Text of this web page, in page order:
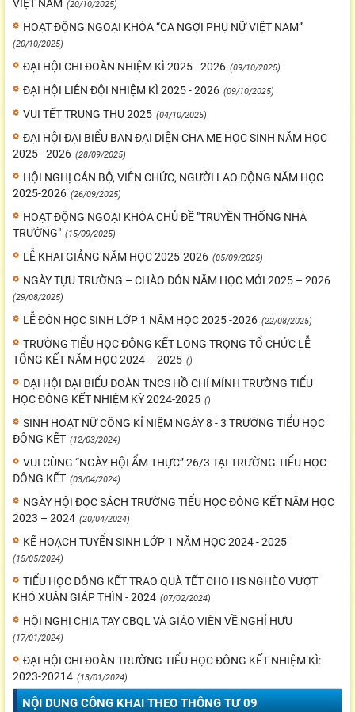
VIỆT NAM (20/10/2025)
HOẠT ĐỘNG NGOẠI KHÓA “CA NGỢI PHỤ NỮ VIỆT NAM”
(20/10/2025)
ĐẠI HỘI CHI ĐOÀN NHIỆM KÌ 2025 - 2026 (09/10/2025)
ĐẠI HỘI LIÊN ĐỘI NHIỆM KÌ 2025 - 2026 (09/10/2025)
VUI TẾT TRUNG THU 2025 (04/10/2025)
ĐẠI HỘI ĐẠI BIỂU BAN ĐẠI DIỆN CHA MẸ HỌC SINH NĂM HỌC
2025 - 2026 (28/09/2025)
HỘI NGHỊ CÁN BỘ, VIÊN CHỨC, NGƯỜI LAO ĐỘNG NĂM HỌC
2025-2026 (26/09/2025)
HOẠT ĐỘNG NGOẠI KHÓA CHỦ ĐỀ "TRUYỀN THỐNG NHÀ
TRƯỜNG" (15/09/2025)
LỄ KHAI GIẢNG NĂM HỌC 2025-2026 (05/09/2025)
NGÀY TỰU TRƯỜNG – CHÀO ĐÓN NĂM HỌC MỚI 2025 – 2026
(29/08/2025)
LỄ ĐÓN HỌC SINH LỚP 1 NĂM HỌC 2025 -2026 (22/08/2025)
TRƯỜNG TIỂU HỌC ĐÔNG KẾT LONG TRỌNG TỔ CHỨC LỄ
TỔNG KẾT NĂM HỌC 2024 – 2025 ()
ĐẠI HỘI ĐẠI BIỂU ĐOÀN TNCS HỒ CHÍ MÍNH TRƯỜNG TIỂU
HỌC ĐÔNG KẾT NHIỆM KỲ 2024-2025 ()
SINH HOẠT NỮ CÔNG KỈ NIỆM NGÀY 8 - 3 TRƯỜNG TIỂU HỌC
ĐÔNG KẾT (12/03/2024)
VUI CÙNG “NGÀY HỘI ẨM THỰC” 26/3 TẠI TRƯỜNG TIỂU HỌC
ĐÔNG KẾT (03/04/2024)
NGÀY HỘI ĐỌC SÁCH TRƯỜNG TIỂU HỌC ĐÔNG KẾT NĂM HỌC
2023 – 2024 (20/04/2024)
KẾ HOẠCH TUYỂN SINH LỚP 1 NĂM HỌC 2024 - 2025
(15/05/2024)
TIỂU HỌC ĐÔNG KẾT TRAO QUÀ TẾT CHO HS NGHÈO VƯỢT
KHÓ XUÂN GIÁP THÌN - 2024 (07/02/2024)
HỘI NGHỊ CHIA TAY CBQL VÀ GIÁO VIÊN VỀ NGHỈ HƯU
(17/01/2024)
ĐẠI HỘI CHI ĐOÀN TRƯỜNG TIỂU HỌC ĐÔNG KẾT NHIỆM KÌ:
2023-20214 (13/01/2024)
NỘI DUNG CÔNG KHAI THEO THÔNG TƯ 09